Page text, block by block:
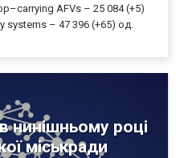
AFVs – 25 084 (+5)
systems – 47 396 (+65) од.
нинішньому році
міськради